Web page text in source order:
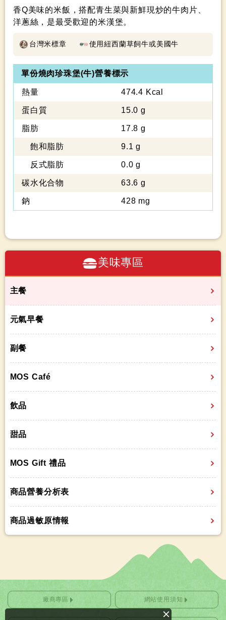
香Q美味的米飯，搭配青生菜與新鮮現炒的牛肉片、
洋蔥絲，是最受歡迎的米漢堡。
台灣米標章 使用紐西蘭草飼牛或美國牛
單份燒肉珍珠堡(牛)營養標示
熱量 474.4 Kcal
蛋白質 15.0 g
脂肪 17.8 g
飽和脂肪 9.1 g
反式脂肪 0.0 g
碳水化合物 63.6 g
鈉 428 mg
美味專區
主餐
元氣早餐
副餐
MOS Café
飲品
甜品
MOS Gift 禮品
商品營養分析表
商品過敏原情報
廠商專區 網站使用須知